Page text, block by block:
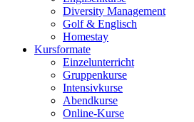
Diversity Management
Golf & Englisch
Homestay
Kursformate
Einzelunterricht
Gruppenkurse
Intensivkurse
Abendkurse
Online-Kurse